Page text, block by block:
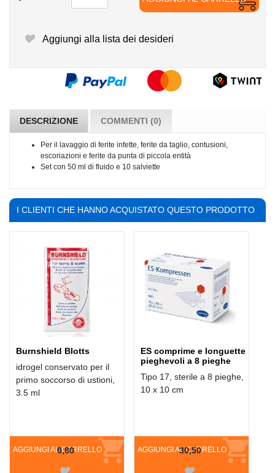
Aggiungi alla lista dei desideri
DESCRIZIONE COMMENTI (0)
Per il lavaggio di ferite infette, ferite da taglio, contusioni,
escoriazioni e ferite da punta di piccola entità
Set con 50 ml di fluido e 10 salviette
I CLIENTI CHE HANNO ACQUISTATO QUESTO PRODOTTO
Burnshield Blotts
idrogel conservato per il
primo soccorso di ustioni,
3.5 ml
AGGIUNGI AL CARRELLO
0,80
ES comprime e longuette
pieghevoli a 8 pieghe
Tipo 17, sterile a 8 pieghe,
10 x 10 cm
AGGIUNGI AL CARRELLO
30,50